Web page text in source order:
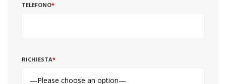
TELEFONO*
RICHIESTA*